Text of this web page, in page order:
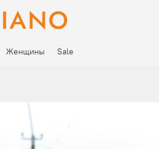
Женщины Sale